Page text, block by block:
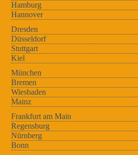
Hamburg
Hannover
Dresden
Düsseldorf
Stuttgart
Kiel
München
Bremen
Wiesbaden
Mainz
Frankfurt am Main
Regensburg
Nürnberg
Bonn